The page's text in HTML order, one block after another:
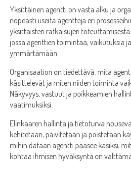
Yksittäinen agentti on vasta alku ja
nopeasti useita agentteja eri
yksittäisten ratkaisujen
jossa agenttien toimintaa, vaikutuksia
ymmärtämään.
Organisaation on tiedettävä, mitä
käsittelevät ja miten niiden toiminta
Näkyvyys, vastuut ja poikkeamien
vaatimuksiksi.
Elinkaaren hallinta ja tietoturva
kehitetään, päivitetään ja poistetaan
mihin dataan agentti pääsee käsiksi,
kohtaa ihmisen hyväksyntä on